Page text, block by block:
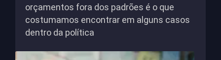
orçamentos fora dos padrões é o que
costumamos encontrar em alguns casos
dentro da política